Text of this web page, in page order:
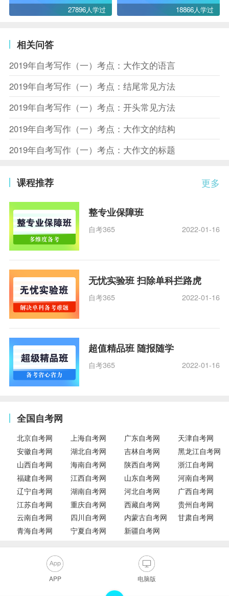
27896人学过 18866人学过
相关问答
2019年自考写作（一）考点：大作文的语言
2019年自考写作（一）考点：结尾常见方法
2019年自考写作（一）考点：开头常见方法
2019年自考写作（一）考点：大作文的结构
2019年自考写作（一）考点：大作文的标题
更多
课程推荐
整专业保障班
自考365 2022-01-16
无忧实验班 扫除单科拦路虎
自考365 2022-01-16
超值精品班 随报随学
自考365 2022-01-16
全国自考网
北京自考网 上海自考网 广东自考网
天津自考网
安徽自考网
湖北自考网 吉林自考网
黑龙江自考网
山西自考网
海南自考网 陕西自考网
浙江自考网
福建自考网
江西自考网 山东自考网
河南自考网
辽宁自考网
湖南自考网 河北自考网
广西自考网
江苏自考网
重庆自考网 西藏自考网
贵州自考网
云南自考网
四川自考网 内蒙古自考网
甘肃自考网
青海自考网
宁夏自考网 新疆自考网
APP 电脑版